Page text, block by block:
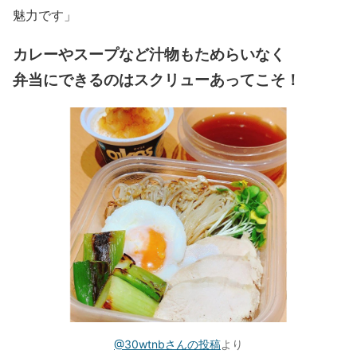
魅力です」
カレーやスープなど汁物もためらいなく
弁当にできるのはスクリューあってこそ！
@30wtnbさんの投稿より